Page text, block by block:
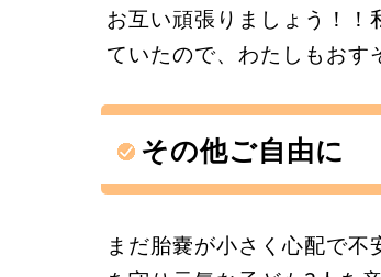
お互い頑張りましょう！！
ていたので、わたしもおす
その他ご自由に
まだ胎嚢が小さく心配で